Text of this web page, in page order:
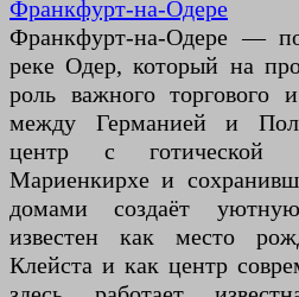
Франкфурт-на-Одере
Франкфурт-на-Одере —
реке Одер, который на
роль важного торгового
между Германией и
центр с готической
Мариенкирхе и
домами создаёт
известен как место
Клейста и как центр